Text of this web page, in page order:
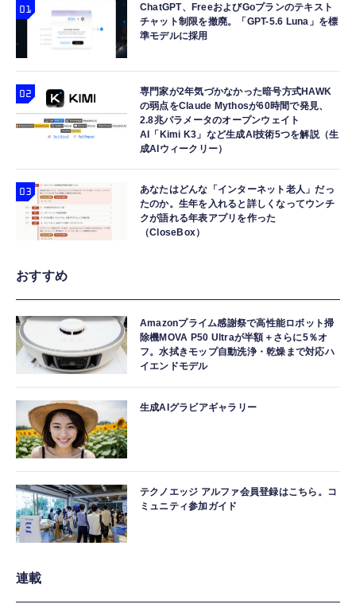
ChatGPT、FreeおよびGoプランのテキスト
チャット制限を撤廃。「GPT-5.6 Luna」を標
準モデルに採用
専門家が2年気づかなかった暗号方式HAWK
の弱点をClaude Mythosが60時間で発見、
2.8兆パラメータのオープンウェイト
AI「Kimi K3」など生成AI技術5つを解説（生
成AIウィークリー）
あなたはどんな「インターネット老人」だっ
たのか。生年を入れると詳しくなってウンチ
クが語れる年表アプリを作った
（CloseBox）
おすすめ
Amazonプライム感謝祭で高性能ロボット掃
除機MOVA P50 Ultraが半額＋さらに5％オ
フ。水拭きモップ自動洗浄・乾燥まで対応ハ
イエンドモデル
生成AIグラビアギャラリー
テクノエッジ アルファ会員登録はこちら。コ
ミュニティ参加ガイド
連載